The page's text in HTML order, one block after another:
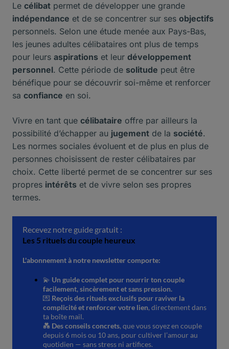
Le célibat permet de développer une grande
indépendance et de se concentrer sur ses objectifs
personnels. Selon une étude menée aux Pays-Bas,
les jeunes adultes célibataires ont plus de temps
pour leurs aspirations et leur développement
personnel. Cette période de solitude peut être
bénéfique pour se découvrir soi-même et renforcer
sa confiance en soi.
Vivre en tant que célibataire offre par ailleurs la
possibilité d’échapper au jugement de la société.
Les normes sociales évoluent et de plus en plus de
personnes choisissent de rester célibataires par
choix. Cette liberté permet de se concentrer sur ses
propres intérêts et de vivre selon ses propres
termes.